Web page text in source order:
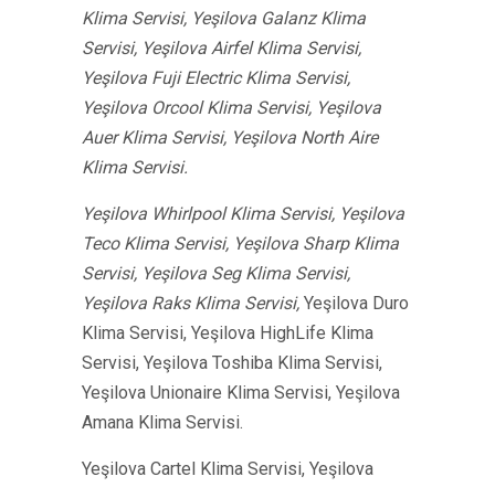
Klima Servisi, Yeşilova Galanz Klima
Servisi, Yeşilova Airfel Klima Servisi,
Yeşilova Fuji Electric Klima Servisi,
Yeşilova Orcool Klima Servisi, Yeşilova
Auer Klima Servisi, Yeşilova North Aire
Klima Servisi.
Yeşilova Whirlpool Klima Servisi, Yeşilova
Teco Klima Servisi, Yeşilova Sharp Klima
Servisi, Yeşilova Seg Klima Servisi,
Yeşilova Raks Klima Servisi, Yeşilova Duro
Klima Servisi, Yeşilova HighLife Klima
Servisi, Yeşilova Toshiba Klima Servisi,
Yeşilova Unionaire Klima Servisi, Yeşilova
Amana Klima Servisi.
Yeşilova Cartel Klima Servisi, Yeşilova